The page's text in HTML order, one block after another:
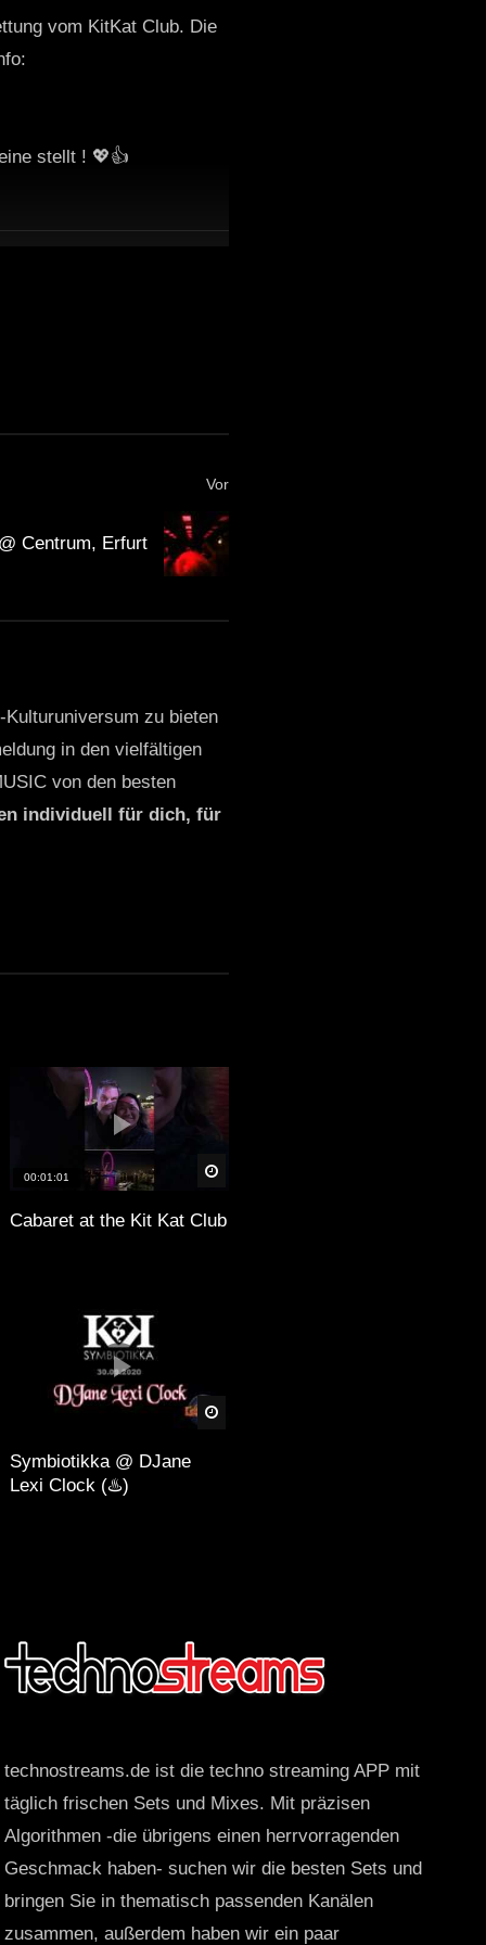
vom KitKat Club. Die
stellt ! 💖👍
Vor
Centrum, Erfurt
zu bieten
in den vielfältigen
von den besten
individuell für dich, für
00:01:01
Cabaret at the Kit Kat Club
Symbiotikka @ DJane
Lexi Clock (♨️)
technostreams.de ist die techno streaming APP mit
täglich frischen Sets und Mixes. Mit präzisen
Algorithmen -die übrigens einen herrvorragenden
Geschmack haben- suchen wir die besten Sets und
bringen Sie in thematisch passenden Kanälen
zusammen, außerdem haben wir ein paar